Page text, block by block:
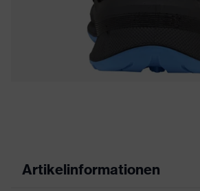
Artikelinformationen